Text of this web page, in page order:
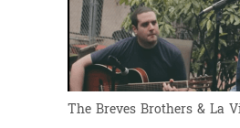
The Breves Brothers & La